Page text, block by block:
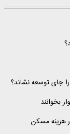
را جای توسعه نشاند؟
بخوانند
هزینه مسکن